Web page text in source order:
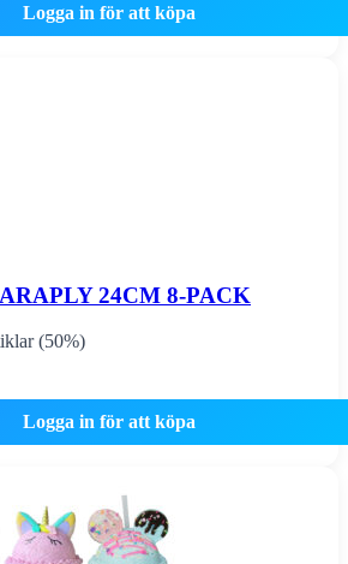
Logga in för att köpa
24CM 8-PACK
(50%)
Logga in för att köpa